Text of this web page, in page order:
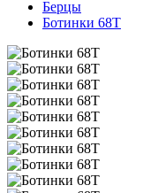
Берцы
Ботинки 68Т